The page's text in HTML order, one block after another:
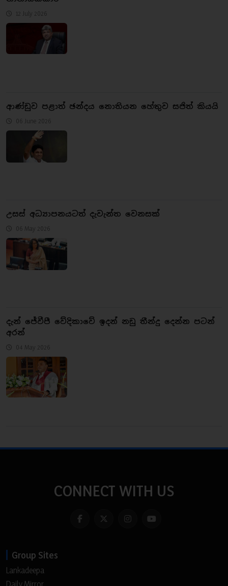
12 July 2026
ආණ්ඩුව පළාත් ඡන්දය නොතියන හේතුව සජිත් කියයි
06 June 2026
උසස් අධ්‍යාපනයටත් දැවැන්ත වෙනසක්
06 May 2026
දැන් ජේවීපී වේදිකාවේ ඉදන් නඩු තීන්දු දෙන්න පටන්
අරන්
04 May 2026
CONNECT WITH US
Group Sites
Lankadeepa